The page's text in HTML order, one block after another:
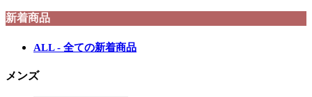
新着商品
ALL - 全ての新着商品
メンズ